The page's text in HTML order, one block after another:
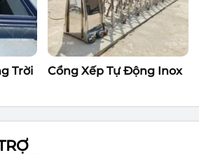
Trời Cổng Xếp Tự Động Inox